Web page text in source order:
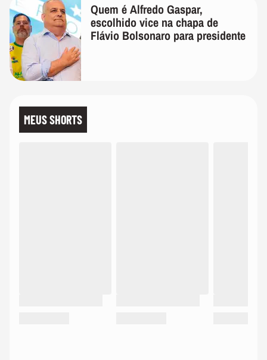
Quem é Alfredo Gaspar,
escolhido vice na chapa de
Flávio Bolsonaro para presidente
MEUS SHORTS